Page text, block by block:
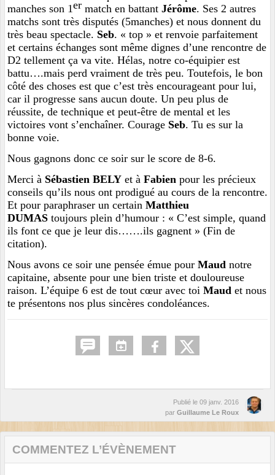
manches son 1er match en battant Jérôme. Ses 2 autres
matchs sont très disputés (5manches) et nous donnent du
très beau spectacle. Seb. « top » et renvoie parfaitement
et certains échanges sont même dignes d’une rencontre de
D2 tellement ça va vite. Hélas, notre co-équipier est
battu….mais perd vraiment de très peu. Toutefois, le bon
côté des choses est que c’est très encourageant pour lui,
car il progresse sans aucun doute. Un peu plus de
réussite, de technique et peut-être de mental et les
victoires vont s’enchaîner. Courage Seb. Tu es sur la
bonne voie.
Nous gagnons donc ce soir sur le score de 8-6.
Merci à Sébastien BELY et à Fabien pour les précieux
conseils qu’ils nous ont prodigué au cours de la rencontre.
Et pour paraphraser un certain Matthieu
DUMAS toujours plein d’humour : « C’est simple, quand
ils font ce que je leur dis…….ils gagnent » (Fin de
citation).
Nous avons ce soir une pensée émue pour Maud notre
capitaine, absente pour une bien triste et douloureuse
raison. L’équipe 6 est de tout cœur avec toi Maud et nous
te présentons nos plus sincères condoléances.
Publié le 09 janv. 2016
par Guillaume Le Roux
COMMENTEZ L’ÉVÈNEMENT